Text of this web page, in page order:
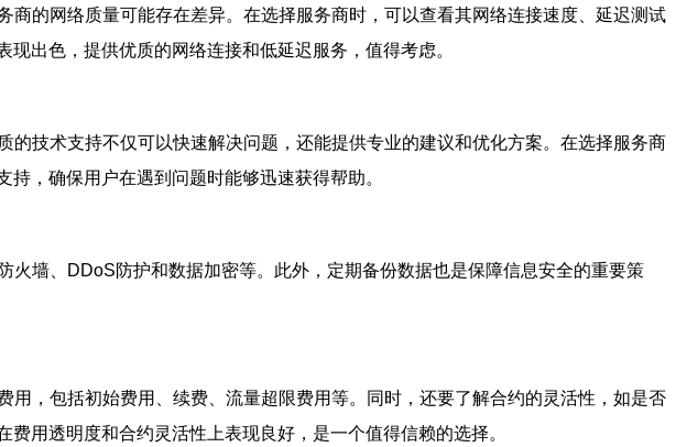
的网络质量可能存在差异。在选择服务商时，可以查看其网络连接速度、延迟测试
出色，提供优质的网络连接和低延迟服务，值得考虑。
技术支持不仅可以快速解决问题，还能提供专业的建议和优化方案。在选择服务商
，确保用户在遇到问题时能够迅速获得帮助。
墙、DDoS防护和数据加密等。此外，定期备份数据也是保障信息安全的重要策
，包括初始费用、续费、流量超限费用等。同时，还要了解合约的灵活性，如是否
用透明度和合约灵活性上表现良好，是一个值得信赖的选择。